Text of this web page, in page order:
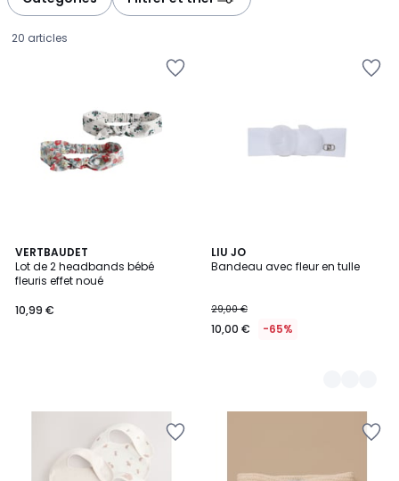
20 articles
VERTBAUDET
Lot de 2 headbands bébé
fleuris effet noué
€.
10,99 €
LIU JO
Bandeau avec fleur en tulle
29,00 €
10,00 € -65%
2
Couleurs